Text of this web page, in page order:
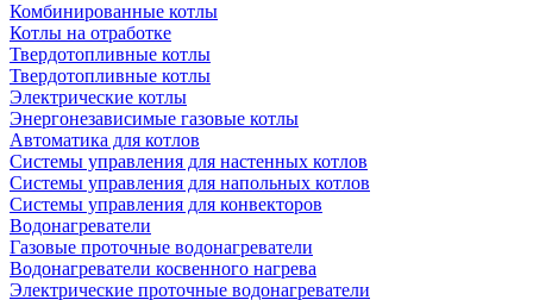
Комбинированные котлы
Котлы на отработке
Твердотопливные котлы
Твердотопливные котлы
Электрические котлы
Энергонезависимые газовые котлы
Автоматика для котлов
Системы управления для настенных котлов
Системы управления для напольных котлов
Системы управления для конвекторов
Водонагреватели
Газовые проточные водонагреватели
Водонагреватели косвенного нагрева
Электрические проточные водонагреватели